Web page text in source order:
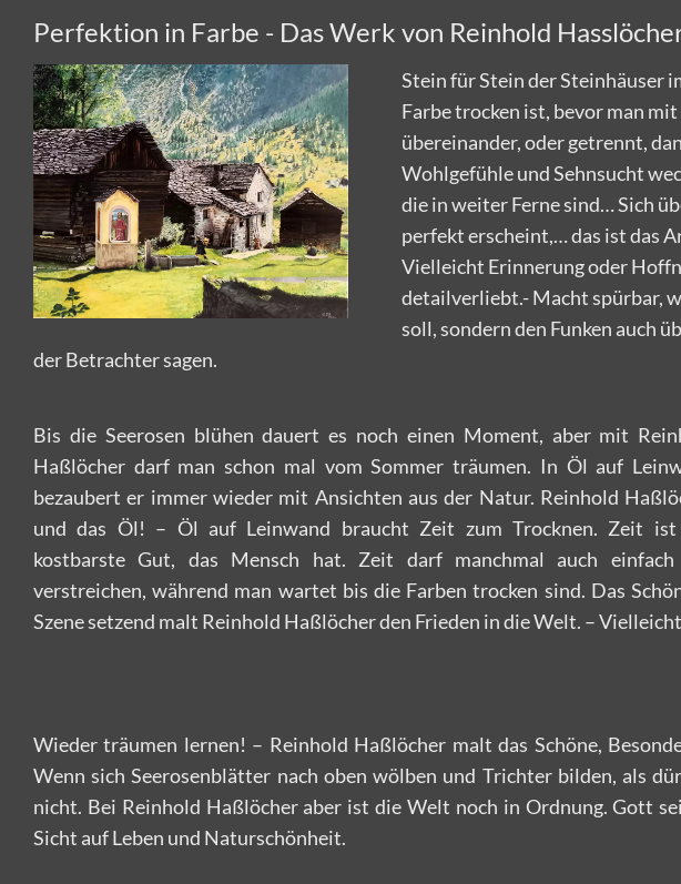
Perfektion in Farbe - Das Werk von Reinhold
Stein für Stein der Steinhäuser
Farbe trocken ist, bevor man
übereinander, oder getrennt,
Wohlgefühle und Sehnsucht
die in weiter Ferne sind… Sich
perfekt erscheint,… das ist das
Vielleicht Erinnerung oder
detailverliebt.- Macht spürbar,
soll, sondern den Funken auch
der Betrachter sagen.
Bis die Seerosen blühen dauert es noch einen Moment, aber mit
Haßlöcher darf man schon mal vom Sommer träumen. In Öl auf
bezaubert er immer wieder mit Ansichten aus der Natur. Reinhold
und das Öl! – Öl auf Leinwand braucht Zeit zum Trocknen. Zeit ist
kostbarste Gut, das Mensch hat. Zeit darf manchmal auch
verstreichen, während man wartet bis die Farben trocken sind. Das
Szene setzend malt Reinhold Haßlöcher den Frieden in die Welt. –
Wieder träumen lernen! – Reinhold Haßlöcher malt das Schöne,
Wenn sich Seerosenblätter nach oben wölben und Trichter bilden, als
nicht. Bei Reinhold Haßlöcher aber ist die Welt noch in Ordnung. Gott
Sicht auf Leben und Naturschönheit.